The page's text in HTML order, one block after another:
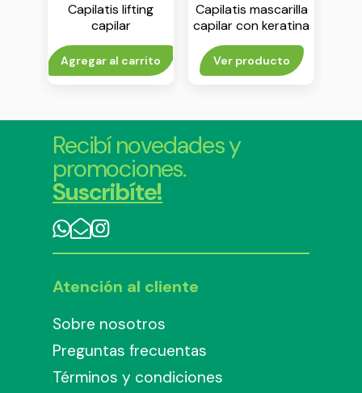
Capilatis lifting
capilar
acondicionador x
350 ml
Agregar al carrito
Capilatis mascarilla
capilar con keratina
vegetal x 15 ml
Ver producto
Recibí novedades y
promociones.
Suscribíte!
Atención al cliente
Sobre nosotros
Preguntas frecuentas
Términos y condiciones